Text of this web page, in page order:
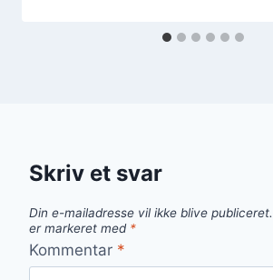
Skriv et svar
Din e-mailadresse vil ikke blive publiceret.
er markeret med *
Kommentar *